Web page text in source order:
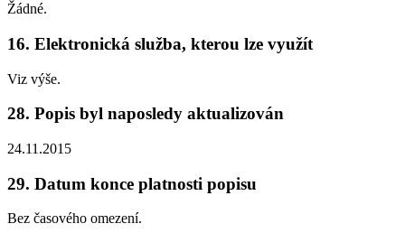
Žádné.
16. Elektronická služba, kterou lze využít
Viz výše.
28. Popis byl naposledy aktualizován
24.11.2015
29. Datum konce platnosti popisu
Bez časového omezení.